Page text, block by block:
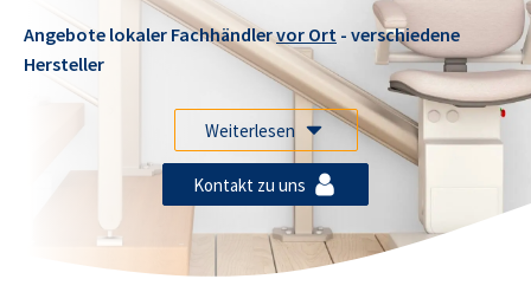
Angebote lokaler Fachhändlervor Ort - verschiedene
Hersteller
Weiterlesen
Kontakt zu uns